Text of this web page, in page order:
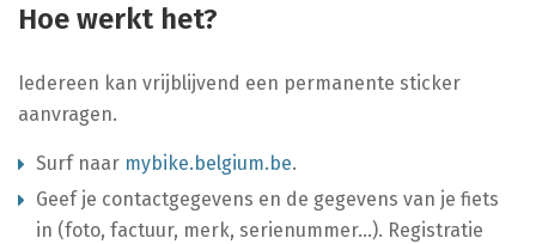
Hoe werkt het?
Iedereen kan vrijblijvend een permanente sticker
aanvragen.
Surf naar mybike.belgium.be.
Geef je contactgegevens en de gegevens van je fiets
in (foto, factuur, merk, serienummer...). Registratie